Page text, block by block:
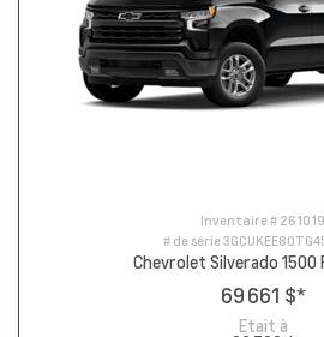
Inventaire # 261019
# de série
Chevrolet Silverado 1500
69 661 $*
Etait à